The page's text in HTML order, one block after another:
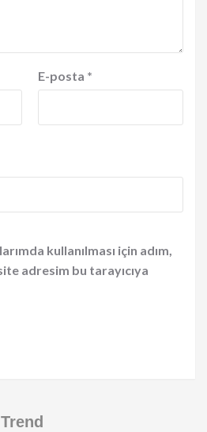
E-posta *
kullanılması için adım,
adresim bu tarayıcıya
Trend